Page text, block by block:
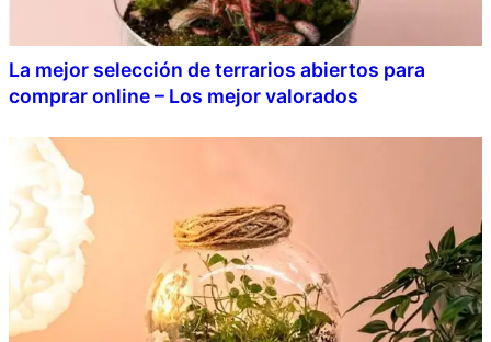
La mejor selección de terrarios abiertos para
comprar online – Los mejor valorados